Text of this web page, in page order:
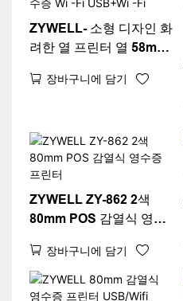
ZYWELL- 소형 디자인 화
려한 열 프린터 열 58mm
Fi 장바구니에 담기
ZYWELL ZY-862 2색
80mm POS 감열식 영수
장바구니에 담기